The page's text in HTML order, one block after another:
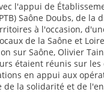
l'appui de
Saône Doubs, de la
à l'occasion,
de la Saône et
sur Saône, Olivier
étaient réunis sur les
en appui aux
de la solidarité et de